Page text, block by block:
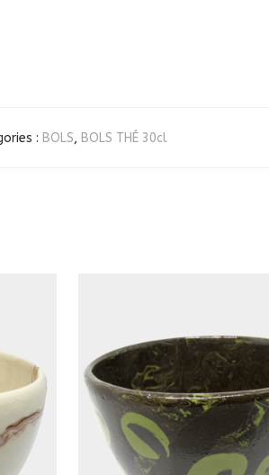
: BOLS, BOLS THÉ 30cl